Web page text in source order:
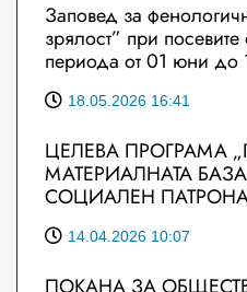
Заповед за
зрялост” при
периода от 01 юни до
18.05.2026 16:41
ЦЕЛЕВА ПРОГРАМА
МАТЕРИАЛНАТА
СОЦИАЛЕН
14.04.2026 10:07